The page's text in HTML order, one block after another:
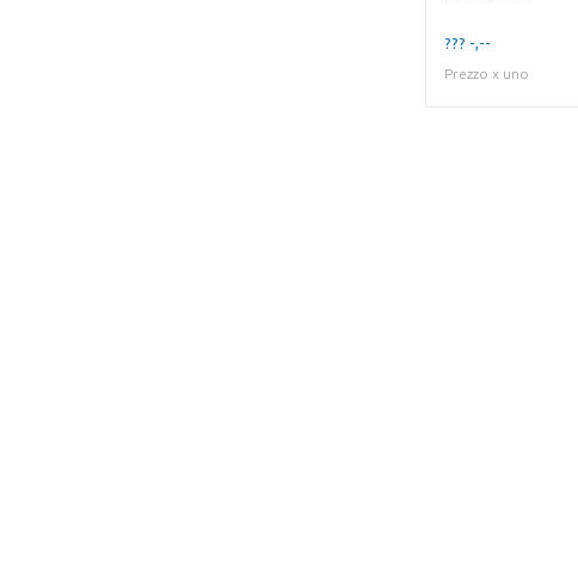
??? -,--
Prezzo x uno